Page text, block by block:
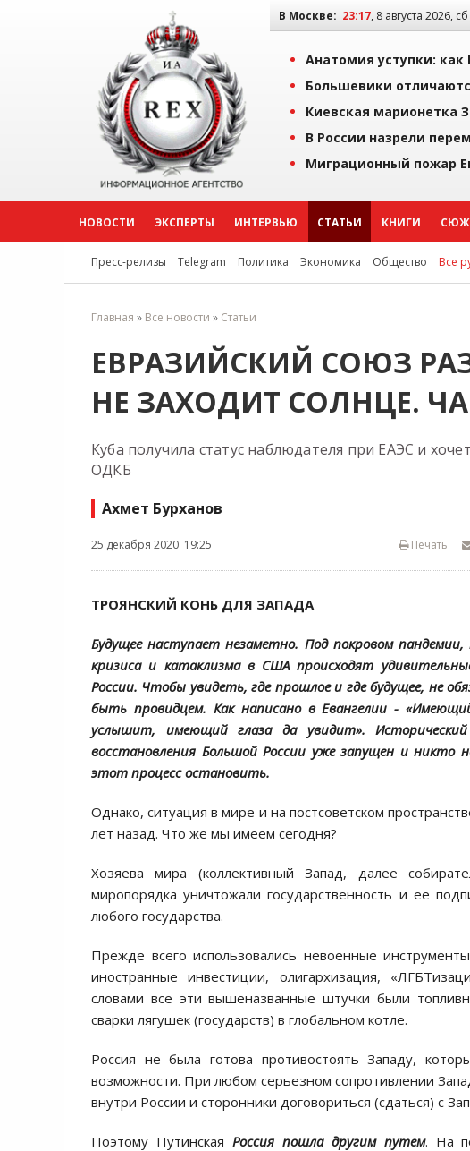
В Москве: 23:17, 8 августа 2026, сб
Анатомия уступки:
Большевики
Киевская марионетка
В России назрели
Миграционный пожар
НОВОСТИ ЭКСПЕРТЫ ИНТЕРВЬЮ СТАТЬИ КНИГИ
Пресс-релизы Telegram Политика Экономика Общество Все
Главная » Все новости » Статьи
ЕВРАЗИЙСКИЙ СОЮЗ
НЕ ЗАХОДИТ СОЛНЦЕ.
Куба получила статус наблюдателя при ЕАЭС и
ОДКБ
Ахмет Бурханов
25 декабря 2020 19:25 Печать
ТРОЯНСКИЙ КОНЬ ДЛЯ ЗАПАДА
Будущее наступает незаметно. Под покровом пандемии,
кризиса и катаклизма в США происходят
России. Чтобы увидеть, где прошлое и где будущее, не
быть провидцем. Как написано в Евангелии -
услышит, имеющий глаза да увидит». Исторический
восстановления Большой России уже запущен и никто
этот процесс остановить.
Однако, ситуация в мире и на постсоветском
лет назад. Что же мы имеем сегодня?
Хозяева мира (коллективный Запад, далее
миропорядка уничтожали государственность и ее
любого государства.
Прежде всего использовались невоенные
иностранные инвестиции, олигархизация,
словами все эти вышеназванные штучки были
сварки лягушек (государств) в глобальном котле.
Россия не была готова противостоять Западу,
возможности. При любом серьезном сопротивлении
внутри России и сторонники договориться (сдаться) с
Поэтому Путинская Россия пошла другим путем. На